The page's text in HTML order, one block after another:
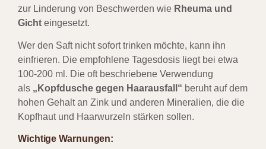
zur Linderung von Beschwerden wie Rheuma und
Gicht eingesetzt.
Wer den Saft nicht sofort trinken möchte, kann ihn
einfrieren. Die empfohlene Tagesdosis liegt bei etwa
100-200 ml. Die oft beschriebene Verwendung
als „Kopfdusche gegen Haarausfall“ beruht auf dem
hohen Gehalt an Zink und anderen Mineralien, die die
Kopfhaut und Haarwurzeln stärken sollen.
Wichtige Warnungen: